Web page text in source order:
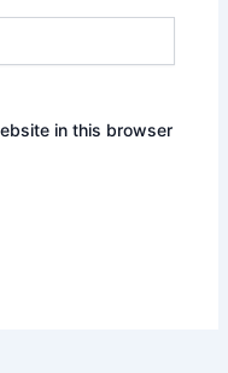
in this browser